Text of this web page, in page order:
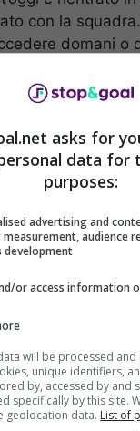
con la
domani o
Filip Kostic che
di
il campo a
nel caso in cui
in campo
sarà una
Kostic che
asks for
data for
purposes:
advertising and
audience
development
or access information
will be processed
unique identifiers,
by, accessed by and
specifically by this site.
geolocation data. List of